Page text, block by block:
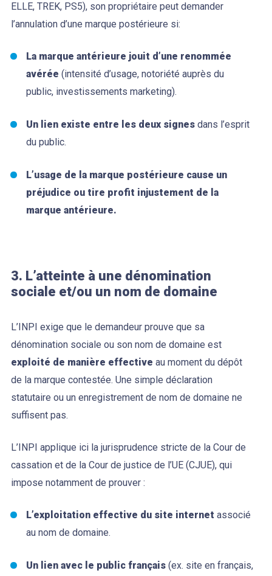
ELLE, TREK, PS5), son propriétaire peut demander
l’annulation d’une marque postérieure si:
La marque antérieure jouit d’une renommée
avérée (intensité d’usage, notoriété auprès du
public, investissements marketing).
Un lien existe entre les deux signesdans l’esprit
du public.
L’usage de la marque postérieure cause un
préjudice ou tire profit injustement de la
marque antérieure.
3. L’atteinte à une dénomination
sociale et/ou un nom de domaine
L’INPI exige que le demandeur prouve que sa
dénomination sociale ou son nom de domaine est
exploité de manière effective au moment du dépôt
de la marque contestée. Une simple déclaration
statutaire ou un enregistrement de nom de domaine ne
suffisent pas.
L’INPI applique ici la jurisprudence stricte de la Cour de
cassation et de la Cour de justice de l’UE (CJUE), qui
impose notamment de prouver :
L’exploitation effective du site internet associé
au nom de domaine.
Un lien avec le public français(ex. site en français,